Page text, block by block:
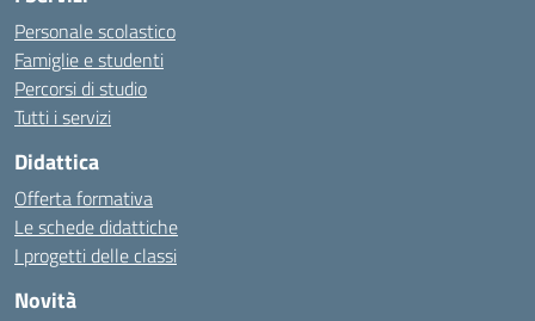
Personale scolastico
Famiglie e studenti
Percorsi di studio
Tutti i servizi
Didattica
Offerta formativa
Le schede didattiche
I progetti delle classi
Novità